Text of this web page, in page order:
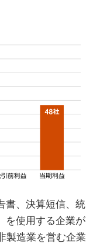
書、決算短信、統
を使用する企業が
製造業を営む企業